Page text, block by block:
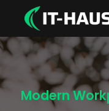
Modern